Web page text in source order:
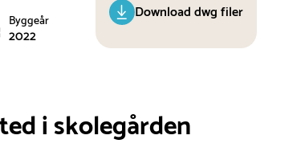
Byggeår
2022
Download dwg filer
i skolegården